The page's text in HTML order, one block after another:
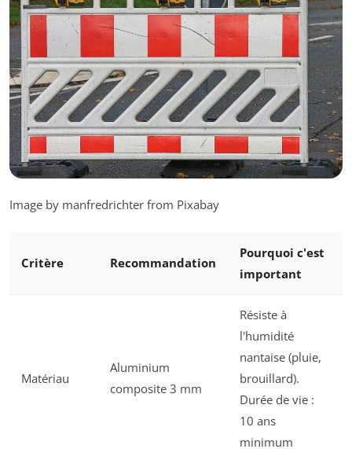
Image by manfredrichter from Pixabay
Critère Recommandation
Pourquoi c'est
important
Matériau
Aluminium
composite 3 mm
Résiste à
l'humidité
nantaise (pluie,
brouillard).
Durée de vie :
10 ans
minimum